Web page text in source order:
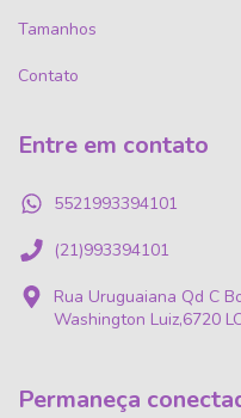
Tamanhos
Contato
Entre em contato
5521993394101
(21)993394101
Rua Uruguaiana Qd C
Washington Luiz,6720
Permaneça